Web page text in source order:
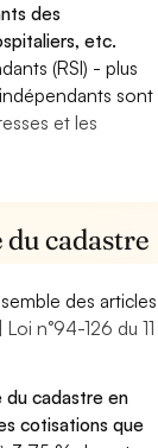
des
etc.
(RSI) - plus
sont
et les
cadastre
des articles
n°94-126 du 11
du cadastre en
cotisations que